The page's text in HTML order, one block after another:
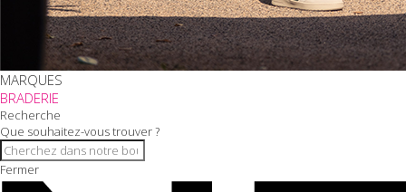
MARQUES
BRADERIE
Recherche
Que souhaitez-vous trouver ?
Fermer